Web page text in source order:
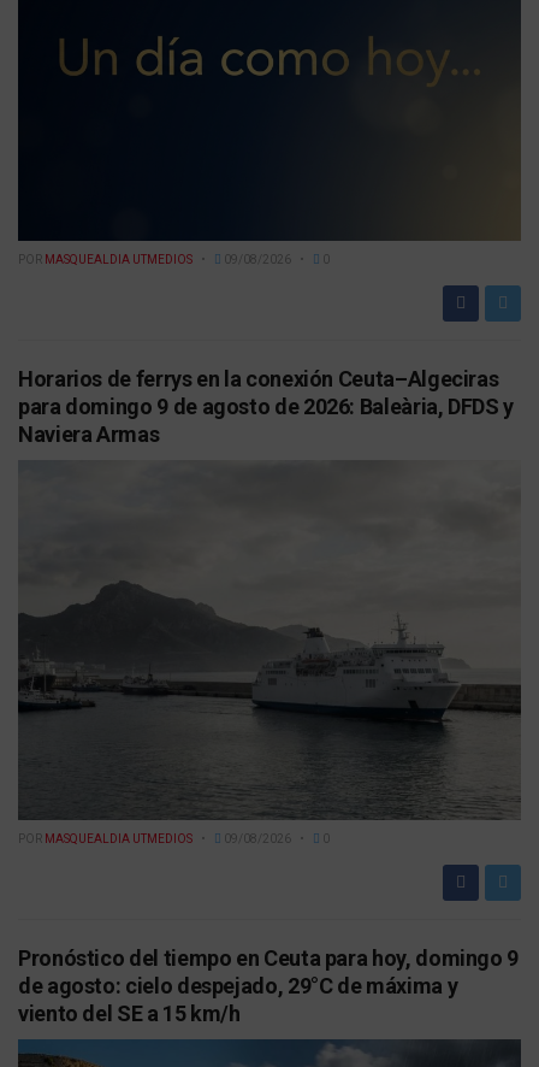
POR MASQUEALDIA UTMEDIOS 09/08/2026 0
Horarios de ferrys en la conexión Ceuta–Algeciras
para domingo 9 de agosto de 2026: Baleària, DFDS y
Naviera Armas
POR MASQUEALDIA UTMEDIOS 09/08/2026 0
Pronóstico del tiempo en Ceuta para hoy, domingo 9
de agosto: cielo despejado, 29°C de máxima y
viento del SE a 15 km/h